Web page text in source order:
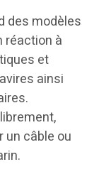
des modèles
réaction à
et
ainsi
un câble ou